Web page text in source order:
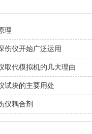
理
伤仪开始广泛运用
取代模拟机的几大理由
试块的主要用处
仪耦合剂